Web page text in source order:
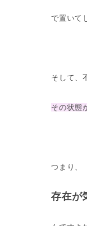
で置いて
そして、
その状態
つまり、
存在が